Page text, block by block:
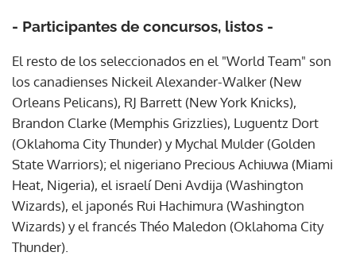
- Participantes de concursos, listos -
El resto de los seleccionados en el "World Team" son
los canadienses Nickeil Alexander-Walker (New
Orleans Pelicans), RJ Barrett (New York Knicks),
Brandon Clarke (Memphis Grizzlies), Luguentz Dort
(Oklahoma City Thunder) y Mychal Mulder (Golden
State Warriors); el nigeriano Precious Achiuwa (Miami
Heat, Nigeria), el israelí Deni Avdija (Washington
Wizards), el japonés Rui Hachimura (Washington
Wizards) y el francés Théo Maledon (Oklahoma City
Thunder).